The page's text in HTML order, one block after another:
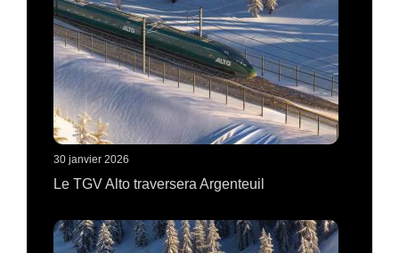
30 janvier 2026
Le TGV Alto traversera Argenteuil